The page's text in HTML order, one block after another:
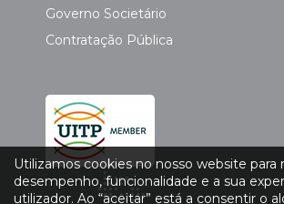
Governo Societário
Contratação Pública
Utilizamos cookies no nosso website para
desempenho, funcionalidade e a sua
utilizador. Ao “aceitar” está a consentir o